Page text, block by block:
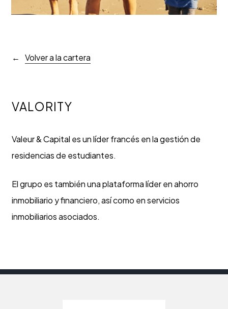
Volver a la cartera
VALORITY
Valeur & Capital es un líder francés en la gestión de
residencias de estudiantes.
El grupo es también una plataforma líder en ahorro
inmobiliario y financiero, así como en servicios
inmobiliarios asociados.